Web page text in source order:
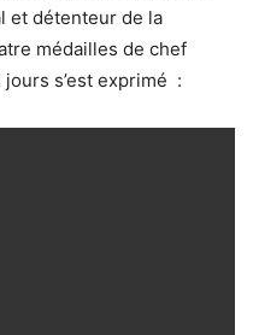
et détenteur de la
médailles de chef
s’est exprimé :